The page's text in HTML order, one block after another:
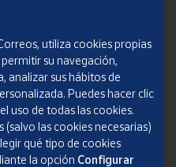
utiliza cookies propias
su navegación,
analizar sus hábitos de
Puedes hacer clic
uso de todas las cookies.
las cookies necesarias)
qué tipo de cookies
la opción Configurar